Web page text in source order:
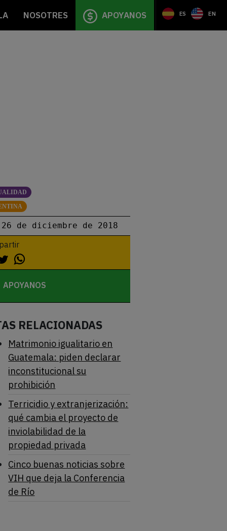
NOSOTRES APOYANOS ES EN
26 de diciembre de 2018
APOYANOS
RELACIONADAS
Matrimonio igualitario en
Guatemala: piden declarar
inconstitucional su
prohibición
Terricidio y extranjerización:
qué cambia el proyecto de
inviolabilidad de la
propiedad privada
Cinco buenas noticias sobre
VIH que deja la Conferencia
de Río